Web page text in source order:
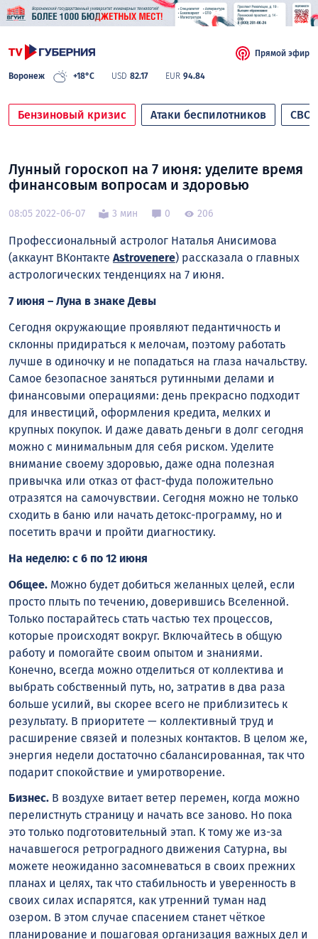
Воронеж +18°C USD 82.17 EUR 94.84
Прямой эфир
Бензиновый кризис Атаки беспилотников СВО
Лунный гороскоп на 7 июня: уделите время
финансовым вопросам и здоровью
08:05 2022-06-07 3 мин 0 206
Профессиональный астролог Наталья Анисимова
(аккаунт ВКонтакте Astrovenere) рассказала о главных
астрологических тенденциях нa 7 июня.
7 июня – Луна в знаке Девы
Сегодня окружающие проявляют педантичность и
склонны придираться к мелочам, поэтому работать
лучше в одиночку и не попадаться на глаза начальству.
Самое безопасное заняться рутинными делами и
финансовыми операциями: день прекрасно подходит
для инвестиций, оформления кредита, мелких и
крупных покупок. И даже давать деньги в долг сегодня
можно с минимальным для себя риском. Уделите
внимание своему здоровью, даже одна полезная
привычка или отказ от фаст-фуда положительно
отразятся на самочувствии. Сегодня можно не только
сходить в баню или начать детокс-программу, но и
посетить врачи и пройти диагностику.
На неделю: с 6 по 12 июня
Общее. Можно будет добиться желанных целей, если
просто плыть по течению, доверившись Вселенной.
Только постарайтесь стать частью тех процессов,
которые происходят вокруг. Включайтесь в общую
работу и помогайте своим опытом и знаниями.
Конечно, всегда можно отделиться от коллектива и
выбрать собственный путь, но, затратив в два раза
больше усилий, вы скорее всего не приблизитесь к
результату. В приоритете — коллективный труд и
расширение связей и полезных контактов. В целом же,
энергия недели достаточно сбалансированная, так что
подарит спокойствие и умиротворение.
Бизнес. В воздухе витает ветер перемен, когда можно
перелистнуть страницу и начать все заново. Но пока
это только подготовительный этап. К тому же из-за
начавшегося ретроградного движения Сатурна, вы
можете неожиданно засомневаться в своих прежних
планах и целях, так что стабильность и уверенность в
своих силах испарятся, как утренний туман над
озером. В этом случае спасением станет чёткое
планирование и пошаговая организация важных дел и